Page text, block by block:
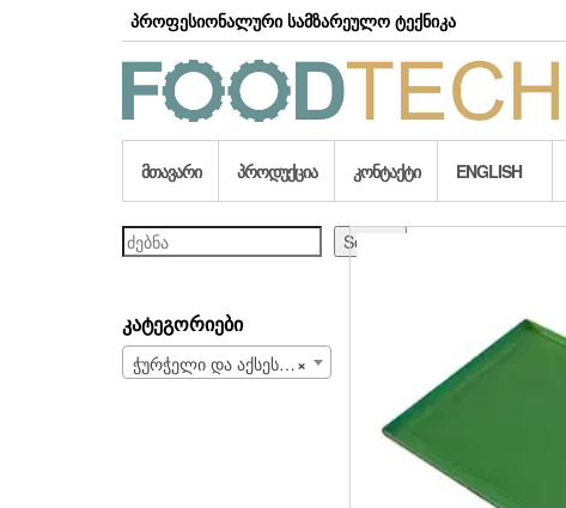
პროფესიონალური სამზარეულო ტექნიკა
ᲛᲗᲐᲕᲐᲠᲘ ᲞᲠᲝᲓᲣᲥᲪᲘᲐ ᲙᲝᲜᲢᲐᲥᲢᲘ ENGLISH
ძებნა Search
ᲙᲐᲢᲔᲒᲝᲠᲘᲔᲑᲘ
×
ჭურჭელი და აქსესუარები (228)